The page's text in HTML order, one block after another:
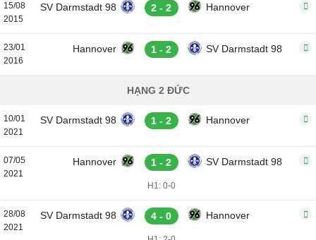
15/08
2015
SV Darmstadt 98 2 - 2 Hannover
23/01
2016
Hannover 1 - 2 SV Darmstadt 98
HẠNG 2 ĐỨC
10/01
2021
SV Darmstadt 98 1 - 2 Hannover
07/05
2021
Hannover 1 - 2 SV Darmstadt 98
H1: 0-0
28/08
2021
SV Darmstadt 98 4 - 0 Hannover